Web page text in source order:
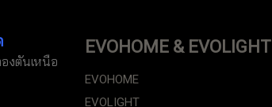
งตันเหนือ
EVOHOME & EVOLIGHT
EVOHOME
EVOLIGHT